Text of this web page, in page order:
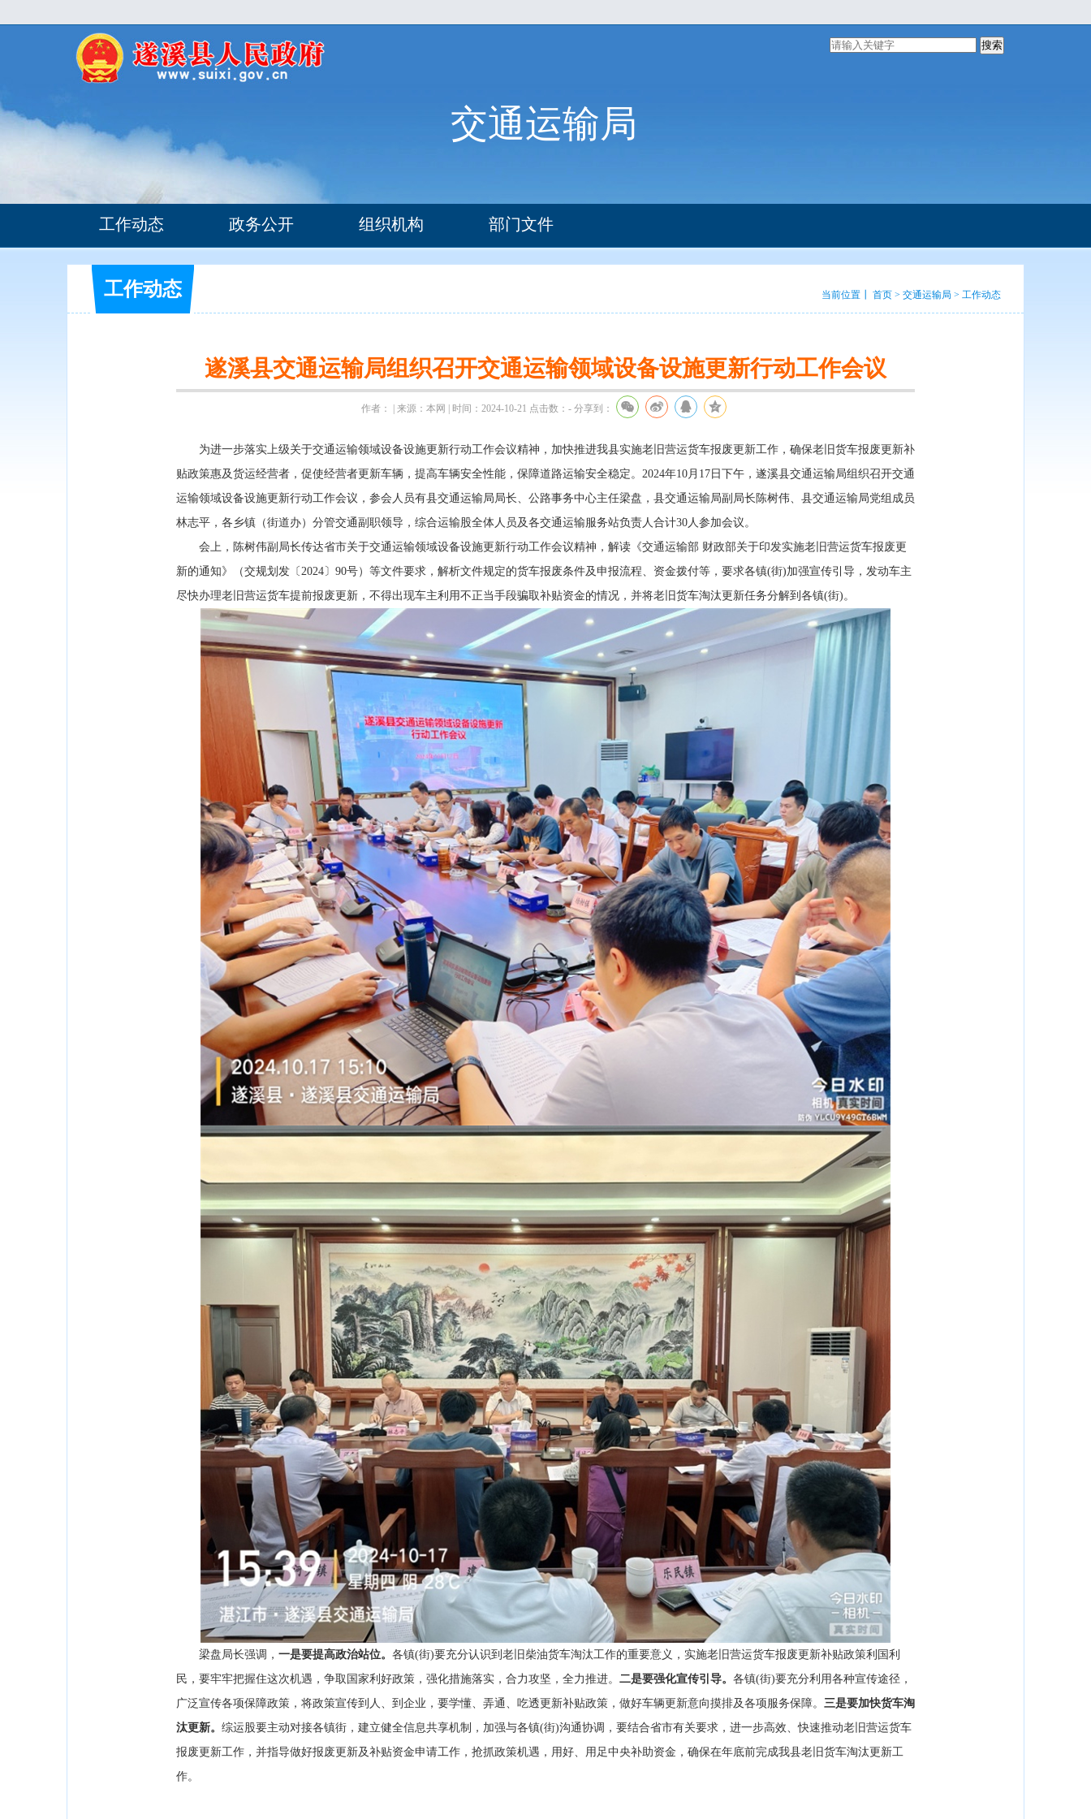
搜索
交通运输局
工作动态 政务公开 组织机构 部门文件
工作动态 当前位置┃ 首页 > 交通运输局 > 工作动态
遂溪县交通运输局组织召开交通运输领域设备设施更新行动工作会议
作者： | 来源：本网 | 时间：2024-10-21 点击数： - 分享到：
为进一步落实上级关于交通运输领域设备设施更新行动工作会议精神，加快推进我县实施老旧营运货车报废更新工作，确保老旧货车报废更新补
贴政策惠及货运经营者，促使经营者更新车辆，提高车辆安全性能，保障道路运输安全稳定。2024年10月17日下午，遂溪县交通运输局组织召开交通
运输领域设备设施更新行动工作会议，参会人员有县交通运输局局长、公路事务中心主任梁盘，县交通运输局副局长陈树伟、县交通运输局党组成员
林志平，各乡镇（街道办）分管交通副职领导，综合运输股全体人员及各交通运输服务站负责人合计30人参加会议。
会上，陈树伟副局长传达省市关于交通运输领域设备设施更新行动工作会议精神，解读《交通运输部 财政部关于印发实施老旧营运货车报废更
新的通知》（交规划发〔2024〕90号）等文件要求，解析文件规定的货车报废条件及申报流程、资金拨付等，要求各镇(街)加强宣传引导，发动车主
尽快办理老旧营运货车提前报废更新，不得出现车主利用不正当手段骗取补贴资金的情况，并将老旧货车淘汰更新任务分解到各镇(街)。
梁盘局长强调， 一是要提高政治站位。 各镇(街)要充分认识到老旧柴油货车淘汰工作的重要意义，实施老旧营运货车报废更新补贴政策利国利
民，要牢牢把握住这次机遇，争取国家利好政策，强化措施落实，合力攻坚，全力推进。 二是要强化宣传引导。 各镇(街)要充分利用各种宣传途径，
广泛宣传各项保障政策，将政策宣传到人、到企业，要学懂、弄通、吃透更新补贴政策，做好车辆更新意向摸排及各项服务保障。 三是要加快货车淘
汰更新。 综运股要主动对接各镇街，建立健全信息共享机制，加强与各镇(街)沟通协调，要结合省市有关要求，进一步高效、快速推动老旧营运货车
报废更新工作，并指导做好报废更新及补贴资金申请工作，抢抓政策机遇，用好、用足中央补助资金，确保在年底前完成我县老旧货车淘汰更新工
作。